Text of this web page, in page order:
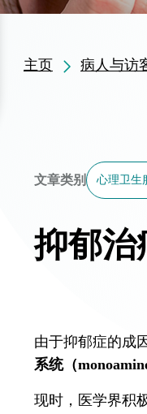
主页 病人与访
文章类别 心理卫生
抑郁治
由于抑郁症的成
系统（monoamine
现时，医学界积